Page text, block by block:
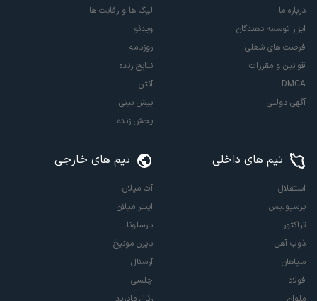
درباره ما
ابزار توسعه دهندگان
فرصت های شغلی
قوانین و مقررات
DMCA
آگهی دولتی
لیگ ها و رقابت ها
ویدئو
روزنامه
نتایج زنده
آنتن
پیش بینی
پخش زنده
تیم های داخلی
استقلال
پرسپولیس
تراکتور
ذوب آهن
سپاهان
فولاد
تیم های خارجی
آث میلان
اینتر میلان
بارسلونا
بایرن مونیخ
آرسنال
چلسی